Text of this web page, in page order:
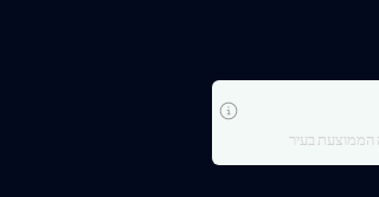
בעיר